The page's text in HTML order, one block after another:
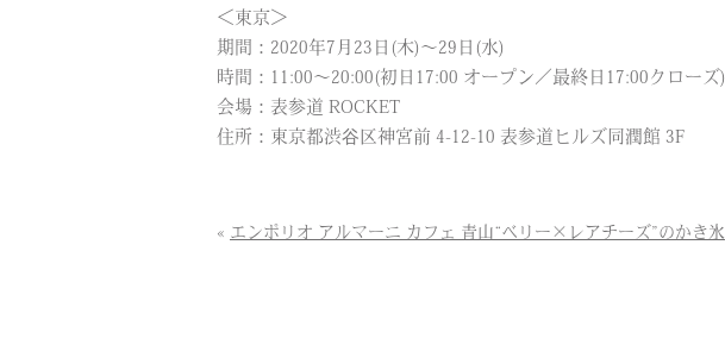
＜東京＞
期間：2020年7月23日(木)～29日(水)
時間：11:00～20:00(初日17:00 オープン／最終日17:00クローズ)
会場：表参道 ROCKET
住所：東京都渋谷区神宮前 4-12-10 表参道ヒルズ同潤館 3F
« エンポリオ アルマーニ カフェ 青山“ベリー×レアチーズ”のかき氷